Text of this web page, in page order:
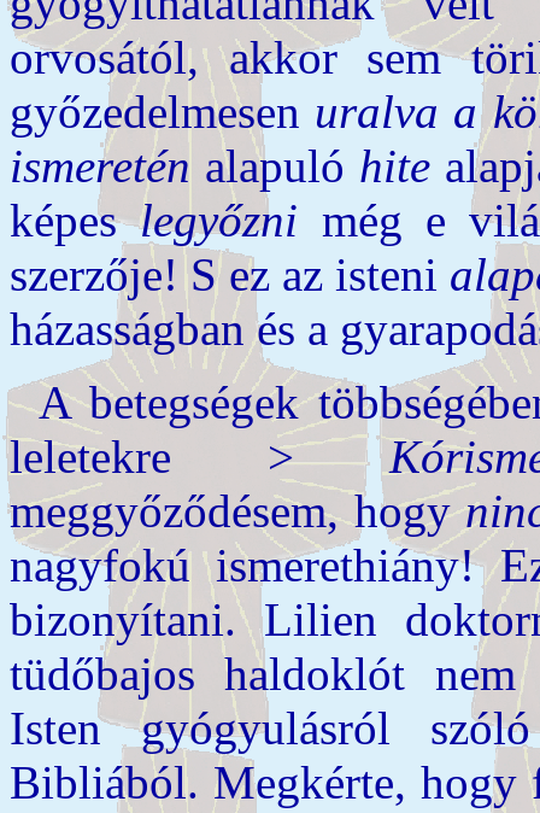
orvosától, akkor sem
győzedelmesen uralva a
ismeretén alapuló hite
képeslegyőzni még e
szerzője! S ez az isteni
házasságban és a
A betegségek
leletekre >
meggyőződésem, hogy
nagyfokú ismerethiány!
bizonyítani. Lilien
tüdőbajos haldoklót nem
Isten gyógyulásról
Bibliából. Megkérte, hogy